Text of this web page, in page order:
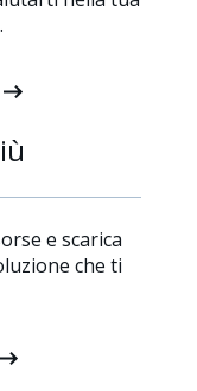
e scarica
che ti